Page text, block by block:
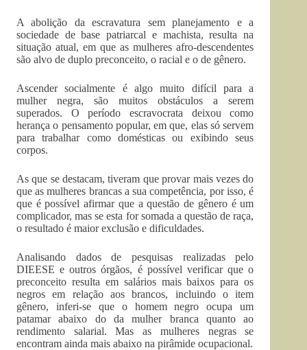
A abolição da escravatura sem planejamento e a
sociedade de base patriarcal e machista, resulta na
situação atual, em que as mulheres afro-descendentes
são alvo de duplo preconceito, o racial e o de gênero.
Ascender socialmente é algo muito difícil para a
mulher negra, são muitos obstáculos a serem
superados. O período escravocrata deixou como
herança o pensamento popular, em que, elas só servem
para trabalhar como domésticas ou exibindo seus
corpos.
As que se destacam, tiveram que provar mais vezes do
que as mulheres brancas a sua competência, por isso, é
que é possível afirmar que a questão de gênero é um
complicador, mas se esta for somada a questão de raça,
o resultado é maior exclusão e dificuldades.
Analisando dados de pesquisas realizadas pelo
DIEESE e outros órgãos, é possível verificar que o
preconceito resulta em salários mais baixos para os
negros em relação aos brancos, incluindo o item
gênero, inferi-se que o homem negro ocupa um
patamar abaixo do da mulher branca quanto ao
rendimento salarial. Mas as mulheres negras se
encontram ainda mais abaixo na pirâmide ocupacional.